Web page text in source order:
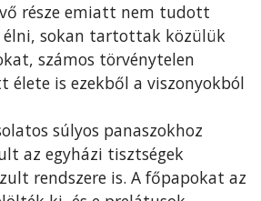
része emiatt nem tudott
sokan tartottak közülük
számos törvénytelen
élete is ezekből a viszonyokból
súlyos panaszokhoz
az egyházi tisztségek
rendszere is. A főpapokat az